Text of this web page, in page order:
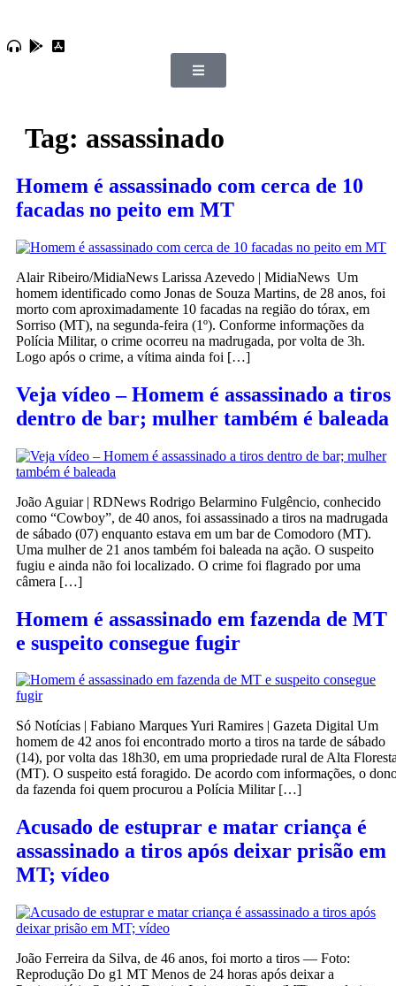
Tag: assassinado
Homem é assassinado com cerca de 10
facadas no peito em MT
Alair Ribeiro/MidiaNews Larissa Azevedo | MidiaNews Um
homem identificado como Jonas de Souza Martins, de 28 anos, foi
morto com aproximadamente 10 facadas na região do tórax, em
Sorriso (MT), na segunda-feira (1º). Conforme informações da
Polícia Militar, o crime ocorreu na madrugada, por volta de 3h.
Logo após o crime, a vítima ainda foi […]
Veja vídeo – Homem é assassinado a tiros
dentro de bar; mulher também é baleada
João Aguiar | RDNews Rodrigo Belarmino Fulgêncio, conhecido
como “Cowboy”, de 40 anos, foi assassinado a tiros na madrugada
de sábado (07) enquanto estava em um bar de Comodoro (MT).
Uma mulher de 21 anos também foi baleada na ação. O suspeito
fugiu e ainda não foi localizado. O crime foi flagrado por uma
câmera […]
Homem é assassinado em fazenda de MT
e suspeito consegue fugir
Só Notícias | Fabiano Marques Yuri Ramires | Gazeta Digital Um
homem de 42 anos foi encontrado morto a tiros na tarde de sábado
(14), por volta das 18h30, em uma propriedade rural de Alta
(MT). O suspeito está foragido. De acordo com informações, o
da fazenda foi quem procurou a Polícia Militar […]
Acusado de estuprar e matar criança é
assassinado a tiros após deixar prisão em
MT; vídeo
João Ferreira da Silva, de 46 anos, foi morto a tiros — Foto:
Reprodução Do g1 MT Menos de 24 horas após deixar a